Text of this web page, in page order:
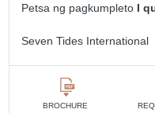
Petsa ng pagkumpleto I
Seven Tides International
BROCHURE